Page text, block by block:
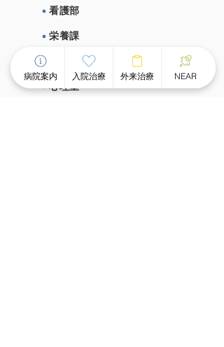
看護部
栄養課
作業療法室
心理室
病院案内 入院治療 外来治療 NEAR